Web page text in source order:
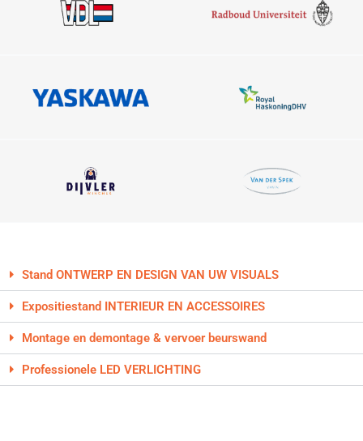
Stand ONTWERP EN DESIGN VAN UW VISUALS
Expositiestand INTERIEUR EN ACCESSOIRES
Montage en demontage & vervoer beurswand
Professionele LED VERLICHTING